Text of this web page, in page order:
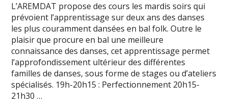
L’AREMDAT propose des cours les mardis soirs qui
prévoient l’apprentissage sur deux ans des danses
les plus couramment dansées en bal folk. Outre le
plaisir que procure en bal une meilleure
connaissance des danses, cet apprentissage permet
l’approfondissement ultérieur des différentes
familles de danses, sous forme de stages ou d’ateliers
spécialisés. 19h-20h15 : Perfectionnement 20h15-
21h30 …